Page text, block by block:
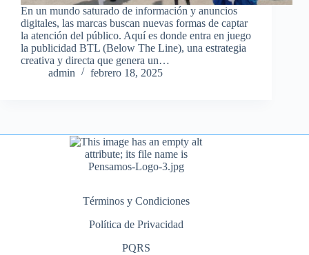
En un mundo saturado de información y anuncios
digitales, las marcas buscan nuevas formas de captar
la atención del público. Aquí es donde entra en juego
la publicidad BTL (Below The Line), una estrategia
creativa y directa que genera un…
admin
febrero 18, 2025
Términos y Condiciones
Política de Privacidad
PQRS